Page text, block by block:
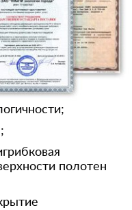
полотен